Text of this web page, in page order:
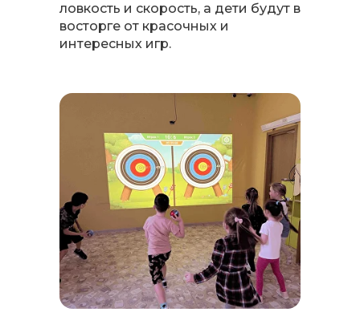
ловкость и скорость, а дети будут в
восторге от красочных и
интересных игр.